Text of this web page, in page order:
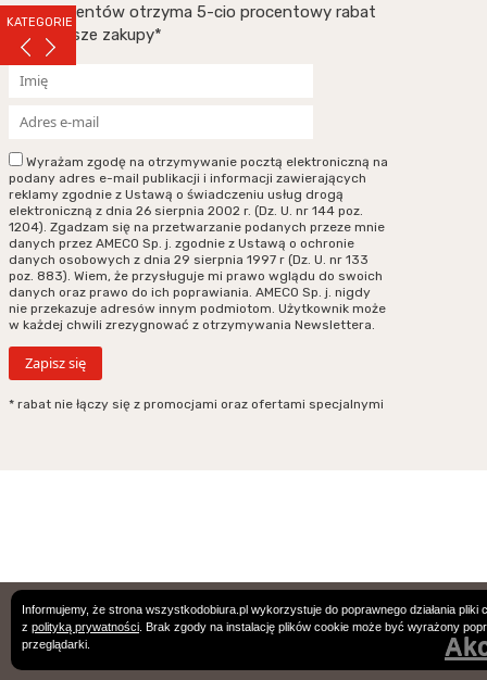
KATEGORIE
subskrybentów otrzyma 5-cio procentowy rabat
na pierwsze zakupy*
Wyrażam zgodę na otrzymywanie pocztą elektroniczną na
podany adres e-mail publikacji i informacji zawierających
reklamy zgodnie z Ustawą o świadczeniu usług drogą
elektroniczną z dnia 26 sierpnia 2002 r. (Dz. U. nr 144 poz.
1204). Zgadzam się na przetwarzanie podanych przeze mnie
danych przez AMECO Sp. j. zgodnie z Ustawą o ochronie
danych osobowych z dnia 29 sierpnia 1997 r (Dz. U. nr 133
poz. 883). Wiem, że przysługuje mi prawo wglądu do swoich
danych oraz prawo do ich poprawiania. AMECO Sp. j. nigdy
nie przekazuje adresów innym podmiotom. Użytkownik może
w każdej chwili zrezygnować z otrzymywania Newslettera.
* rabat nie łączy się z promocjami oraz ofertami specjalnymi
Podane ceny są cenami w PLN. Wszystkie zamówienie podlegają Ogólnym
Warunkom Sprzedaży.
Informujemy, że strona wszystkodobiura.pl wykorzystuje do poprawnego działania pliki
z polityką prywatności . Brak zgody na instalację plików cookie może być wyrażony
przeglądarki.